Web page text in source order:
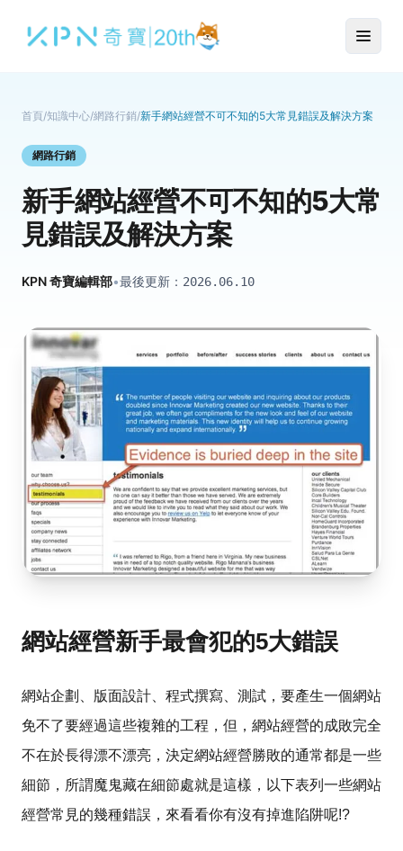
首頁/知識中心/網路行銷/新手網站經營不可不知的5大常見錯誤及解決方案
網路行銷
新手網站經營不可不知的5大常
見錯誤及解決方案
KPN 奇寶編輯部•最後更新： 2026.06.10
網站經營新手最會犯的5大錯誤
網站企劃、版面設計、程式撰寫、測試，要產生一個網站
免不了要經過這些複雜的工程，但，網站經營的成敗完全
不在於長得漂不漂亮，決定網站經營勝敗的通常都是一些
細節，所謂魔鬼藏在細節處就是這樣，以下表列一些網站
經營常見的幾種錯誤，來看看你有沒有掉進陷阱呢!?